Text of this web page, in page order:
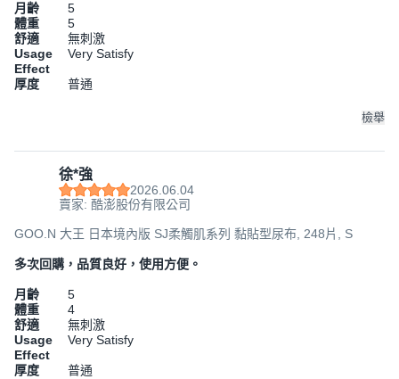
月齡
5
體重
5
舒適
無刺激
Usage
Effect
Very Satisfy
厚度 普通
檢舉
徐*強
2026.06.04
賣家: 酷澎股份有限公司
GOO.N 大王 日本境內版 SJ柔觸肌系列 黏貼型尿布, 248片, S
多次回購，品質良好，使用方便。
月齡
5
體重
4
舒適
無刺激
Usage
Effect
Very Satisfy
厚度 普通